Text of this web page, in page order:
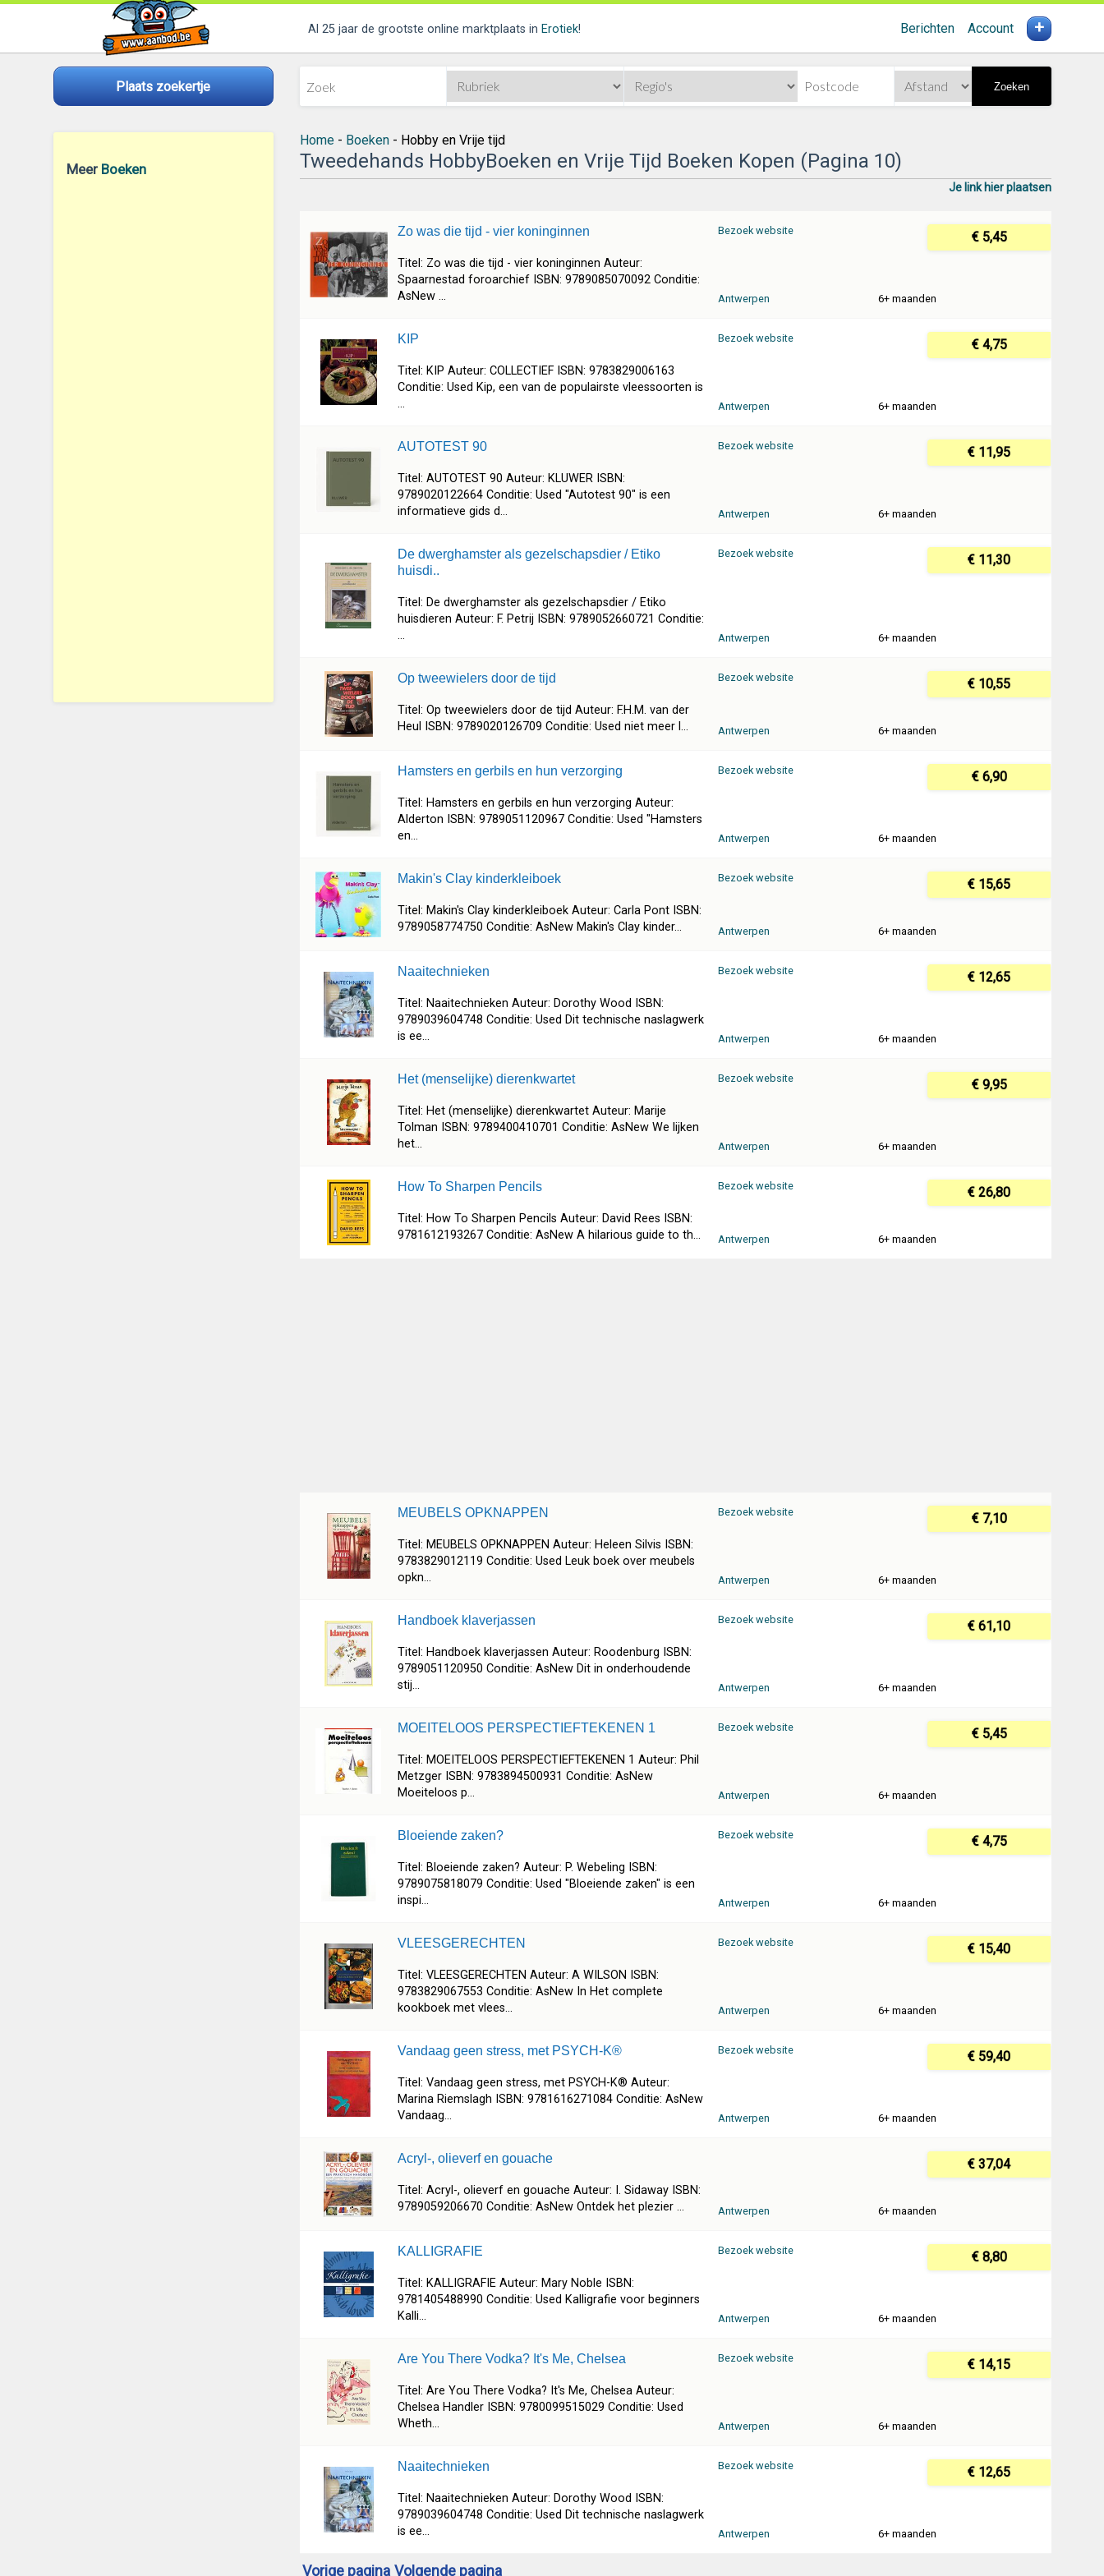
Al 25 jaar de grootste online marktplaats in Erotiek! Berichten Account +
Plaats zoekertje Zoeken
Meer Boeken
Home- Boeken- Hobby en Vrije tijd
Tweedehands HobbyBoeken en Vrije Tijd Boeken Kopen (Pagina 10)
Je link hier plaatsen
Zo was die tijd - vier koninginnen
Titel: Zo was die tijd - vier koninginnen Auteur:
Spaarnestad foroarchief ISBN: 9789085070092 Conditie:
AsNew ...
Bezoek website € 5,45
Antwerpen 6+ maanden
KIP
Titel: KIP Auteur: COLLECTIEF ISBN: 9783829006163
Conditie: Used Kip, een van de populairste vleessoorten is
...
Bezoek website € 4,75
Antwerpen 6+ maanden
AUTOTEST 90
Titel: AUTOTEST 90 Auteur: KLUWER ISBN:
9789020122664 Conditie: Used "Autotest 90" is een
informatieve gids d...
Bezoek website € 11,95
Antwerpen 6+ maanden
De dwerghamster als gezelschapsdier / Etiko
huisdi..
Titel: De dwerghamster als gezelschapsdier / Etiko
huisdieren Auteur: F. Petrij ISBN: 9789052660721 Conditie:
...
Bezoek website € 11,30
Antwerpen 6+ maanden
Op tweewielers door de tijd
Titel: Op tweewielers door de tijd Auteur: F.H.M. van der
Heul ISBN: 9789020126709 Conditie: Used niet meer l...
Bezoek website € 10,55
Antwerpen 6+ maanden
Hamsters en gerbils en hun verzorging
Titel: Hamsters en gerbils en hun verzorging Auteur:
Alderton ISBN: 9789051120967 Conditie: Used "Hamsters
en...
Bezoek website € 6,90
Antwerpen 6+ maanden
Makin's Clay kinderkleiboek
Titel: Makin's Clay kinderkleiboek Auteur: Carla Pont ISBN:
9789058774750 Conditie: AsNew Makin's Clay kinder...
Bezoek website € 15,65
Antwerpen 6+ maanden
Naaitechnieken
Titel: Naaitechnieken Auteur: Dorothy Wood ISBN:
9789039604748 Conditie: Used Dit technische naslagwerk
is ee...
Bezoek website € 12,65
Antwerpen 6+ maanden
Het (menselijke) dierenkwartet
Titel: Het (menselijke) dierenkwartet Auteur: Marije
Tolman ISBN: 9789400410701 Conditie: AsNew We lijken
het...
Bezoek website € 9,95
Antwerpen 6+ maanden
How To Sharpen Pencils
Titel: How To Sharpen Pencils Auteur: David Rees ISBN:
9781612193267 Conditie: AsNew A hilarious guide to th...
Bezoek website € 26,80
Antwerpen 6+ maanden
MEUBELS OPKNAPPEN
Titel: MEUBELS OPKNAPPEN Auteur: Heleen Silvis ISBN:
9783829012119 Conditie: Used Leuk boek over meubels
opkn...
Bezoek website € 7,10
Antwerpen 6+ maanden
Handboek klaverjassen
Titel: Handboek klaverjassen Auteur: Roodenburg ISBN:
9789051120950 Conditie: AsNew Dit in onderhoudende
stij...
Bezoek website € 61,10
Antwerpen 6+ maanden
MOEITELOOS PERSPECTIEFTEKENEN 1
Titel: MOEITELOOS PERSPECTIEFTEKENEN 1 Auteur: Phil
Metzger ISBN: 9783894500931 Conditie: AsNew
Moeiteloos p...
Bezoek website € 5,45
Antwerpen 6+ maanden
Bloeiende zaken?
Titel: Bloeiende zaken? Auteur: P. Webeling ISBN:
9789075818079 Conditie: Used "Bloeiende zaken" is een
inspi...
Bezoek website € 4,75
Antwerpen 6+ maanden
VLEESGERECHTEN
Titel: VLEESGERECHTEN Auteur: A WILSON ISBN:
9783829067553 Conditie: AsNew In Het complete
kookboek met vlees...
Bezoek website € 15,40
Antwerpen 6+ maanden
Vandaag geen stress, met PSYCH-K®
Titel: Vandaag geen stress, met PSYCH-K® Auteur:
Marina Riemslagh ISBN: 9781616271084 Conditie: AsNew
Vandaag...
Bezoek website € 59,40
Antwerpen 6+ maanden
Acryl-, olieverf en gouache
Titel: Acryl-, olieverf en gouache Auteur: I. Sidaway ISBN:
9789059206670 Conditie: AsNew Ontdek het plezier ...
€ 37,04
Antwerpen 6+ maanden
KALLIGRAFIE
Titel: KALLIGRAFIE Auteur: Mary Noble ISBN:
9781405488990 Conditie: Used Kalligrafie voor beginners
Kalli...
Bezoek website € 8,80
Antwerpen 6+ maanden
Are You There Vodka? It's Me, Chelsea
Titel: Are You There Vodka? It's Me, Chelsea Auteur:
Chelsea Handler ISBN: 9780099515029 Conditie: Used
Wheth...
Bezoek website € 14,15
Antwerpen 6+ maanden
Naaitechnieken
Titel: Naaitechnieken Auteur: Dorothy Wood ISBN:
9789039604748 Conditie: Used Dit technische naslagwerk
is ee...
Bezoek website € 12,65
Antwerpen 6+ maanden
Vorige pagina Volgende pagina